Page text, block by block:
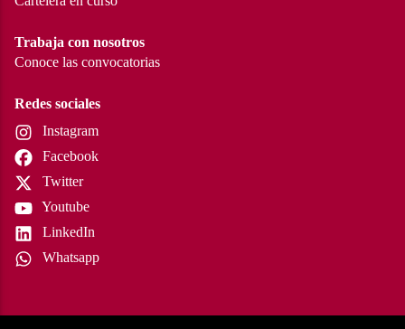
Trabaja con nosotros
Conoce las convocatorias
Redes sociales
Instagram
Facebook
Twitter
Youtube
LinkedIn
Whatsapp